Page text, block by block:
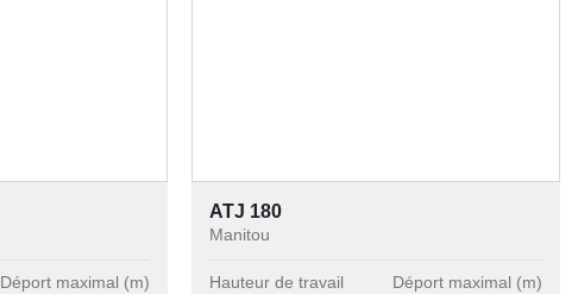
Déport maximal (m)
ATJ 180
Manitou
Hauteur de travail
Déport maximal (m)